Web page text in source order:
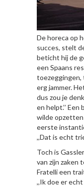
De horeca op
succes, stelt
beticht hij de
een Spaans
toezeggingen,
erg jammer.
dus zou je
en helpt.’’
wilde
eerste
,,Dat is echt
Toch is
van zijn zaken
Fratelli een
,,Ik doe er